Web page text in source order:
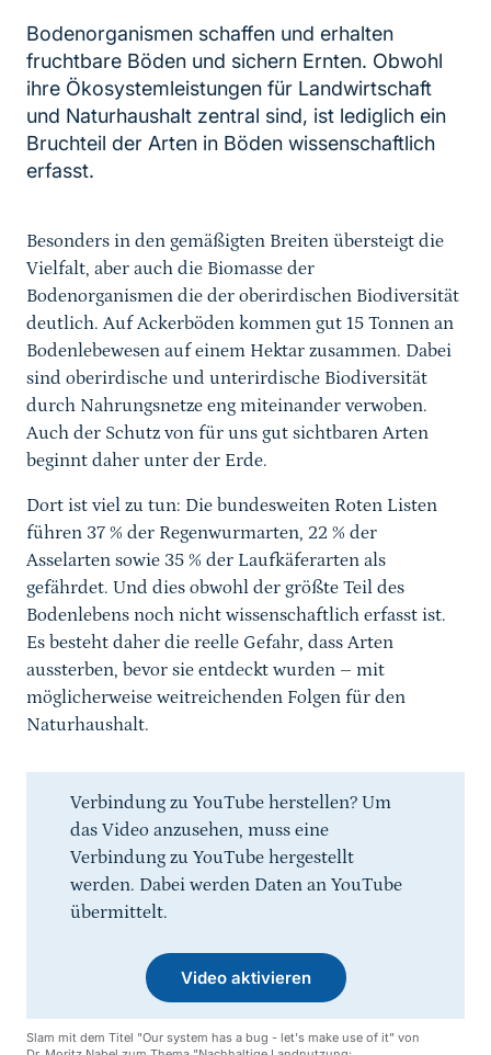
Bodenorganismen schaffen und erhalten
fruchtbare Böden und sichern Ernten. Obwohl
ihre Ökosystemleistungen für Landwirtschaft
und Naturhaushalt zentral sind, ist lediglich ein
Bruchteil der Arten in Böden wissenschaftlich
erfasst.
Besonders in den gemäßigten Breiten übersteigt die
Vielfalt, aber auch die Biomasse der
Bodenorganismen die der oberirdischen Biodiversität
deutlich. Auf Ackerböden kommen gut 15 Tonnen an
Bodenlebewesen auf einem Hektar zusammen. Dabei
sind oberirdische und unterirdische Biodiversität
durch Nahrungsnetze eng miteinander verwoben.
Auch der Schutz von für uns gut sichtbaren Arten
beginnt daher unter der Erde.
Dort ist viel zu tun: Die bundesweiten Roten Listen
führen 37 % der Regenwurmarten, 22 % der
Asselarten sowie 35 % der Laufkäferarten als
gefährdet. Und dies obwohl der größte Teil des
Bodenlebens noch nicht wissenschaftlich erfasst ist.
Es besteht daher die reelle Gefahr, dass Arten
aussterben, bevor sie entdeckt wurden – mit
möglicherweise weitreichenden Folgen für den
Naturhaushalt.
Verbindung zu YouTube herstellen? Um
das Video anzusehen, muss eine
Verbindung zu YouTube hergestellt
werden. Dabei werden Daten an YouTube
übermittelt.
Video aktivieren
Slam mit dem Titel "Our system has a bug - let's make use of it" von